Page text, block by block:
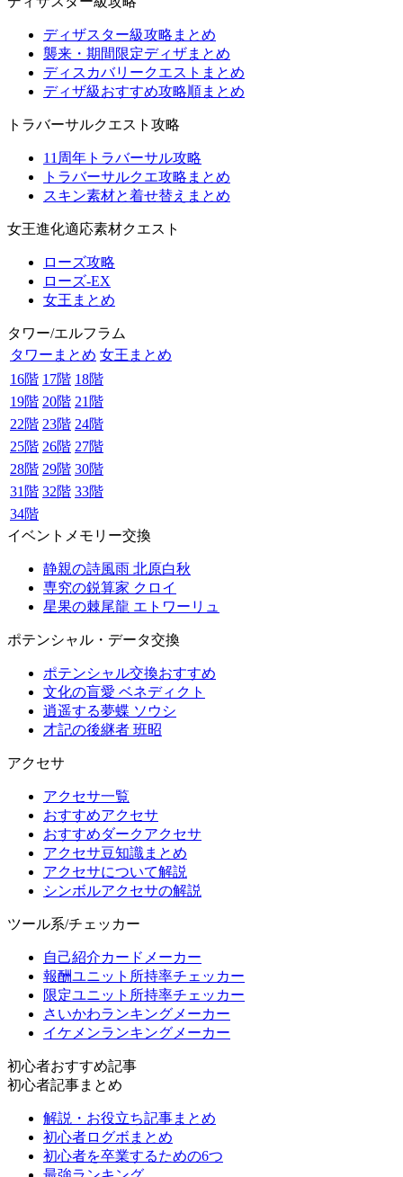
ディザスター級攻略まとめ
襲来・期間限定ディザまとめ
ディスカバリークエストまとめ
ディザ級おすすめ攻略順まとめ
トラバーサルクエスト攻略
11周年トラバーサル攻略
トラバーサルクエ攻略まとめ
スキン素材と着せ替えまとめ
女王進化適応素材クエスト
ローズ攻略
ローズ-EX
女王まとめ
タワー/エルフラム
タワーまとめ 女王まとめ
16階 17階 18階
19階 20階 21階
22階 23階 24階
25階 26階 27階
28階 29階 30階
31階 32階 33階
34階
イベントメモリー交換
静親の詩風雨 北原白秋
専究の鋭算家 クロイ
星果の棘尾龍 エトワーリュ
ポテンシャル・データ交換
ポテンシャル交換おすすめ
文化の盲愛 ベネディクト
逍遥する夢蝶 ソウシ
才記の後継者 班昭
アクセサ
アクセサ一覧
おすすめアクセサ
おすすめダークアクセサ
アクセサ豆知識まとめ
アクセサについて解説
シンボルアクセサの解説
ツール系/チェッカー
自己紹介カードメーカー
報酬ユニット所持率チェッカー
限定ユニット所持率チェッカー
さいかわランキングメーカー
イケメンランキングメーカー
初心者おすすめ記事
初心者記事まとめ
解説・お役立ち記事まとめ
初心者ログボまとめ
初心者を卒業するための6つ